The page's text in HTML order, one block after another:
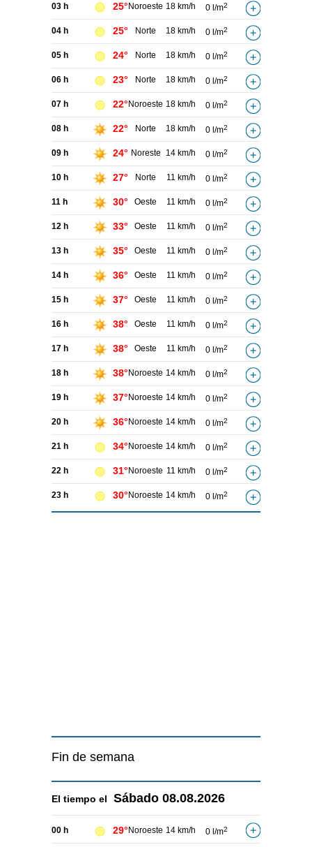
03 h 25° Noroeste 18 km/h 0 l/m2
04 h 25° Norte 18 km/h 0 l/m2
05 h 24° Norte 18 km/h 0 l/m2
06 h 23° Norte 18 km/h 0 l/m2
07 h 22° Noroeste 18 km/h 0 l/m2
08 h 22° Norte 18 km/h 0 l/m2
09 h 24° Noreste 14 km/h 0 l/m2
10 h 27° Norte 11 km/h 0 l/m2
11 h 30° Oeste 11 km/h 0 l/m2
12 h 33° Oeste 11 km/h 0 l/m2
13 h 35° Oeste 11 km/h 0 l/m2
14 h 36° Oeste 11 km/h 0 l/m2
15 h 37° Oeste 11 km/h 0 l/m2
16 h 38° Oeste 11 km/h 0 l/m2
17 h 38° Oeste 11 km/h 0 l/m2
18 h 38° Noroeste 14 km/h 0 l/m2
19 h 37° Noroeste 14 km/h 0 l/m2
20 h 36° Noroeste 14 km/h 0 l/m2
21 h 34° Noroeste 14 km/h 0 l/m2
22 h 31° Noroeste 11 km/h 0 l/m2
23 h 30° Noroeste 14 km/h 0 l/m2
Fin de semana
El tiempo el Sábado 08.08.2026
00 h 29° Noroeste 14 km/h 0 l/m2